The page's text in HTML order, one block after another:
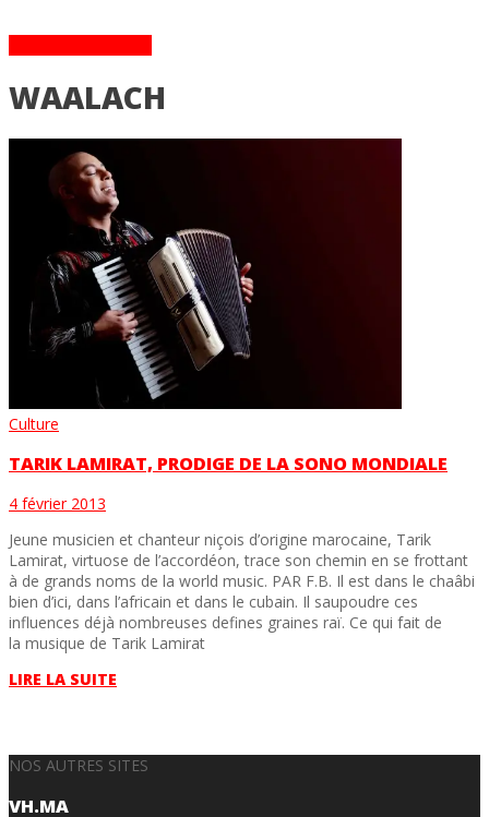
WAALACH
Culture
TARIK LAMIRAT, PRODIGE DE LA SONO MONDIALE
4 février 2013
Jeune musicien et chanteur niçois d’origine marocaine, Tarik
Lamirat, virtuose de l’accordéon, trace son chemin en se frottant
à de grands noms de la world music. PAR F.B. Il est dans le chaâbi
bien d’ici, dans l’africain et dans le cubain. Il saupoudre ces
influences déjà nombreuses defines graines raï. Ce qui fait de
la musique de Tarik Lamirat
LIRE LA SUITE
NOS AUTRES SITES
VH.MA